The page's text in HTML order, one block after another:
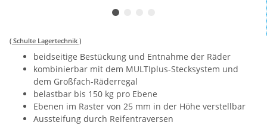
( Schulte Lagertechnik )
beidseitige Bestückung und Entnahme der Räder
kombinierbar mit dem MULTIplus-Stecksystem und
dem Großfach-Räderregal
belastbar bis 150 kg pro Ebene
Ebenen im Raster von 25 mm in der Höhe verstellbar
Aussteifung durch Reifentraversen